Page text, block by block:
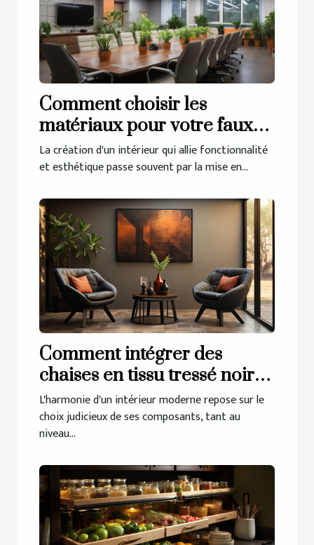
Comment choisir les
matériaux pour votre faux
plafond : durabilité et
esthétique
La création d'un intérieur qui allie fonctionnalité
et esthétique passe souvent par la mise en...
Comment intégrer des
chaises en tissu tressé noir et
fer dans un décor moderne
L'harmonie d'un intérieur moderne repose sur le
choix judicieux de ses composants, tant au
niveau...